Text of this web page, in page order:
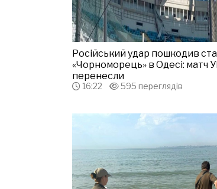
Російський удар пошкодив
«Чорноморець» в Одесі: матч
перенесли
16:22 595 переглядів